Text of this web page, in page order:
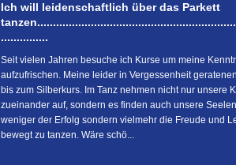
Ich will leidenschaftlich über das Parkett
...............
Seit vielen Jahren besuche ich Kurse um meine
aufzufrischen. Meine leider in Vergessenheit
bis zum Silberkurs. Im Tanz nehmen nicht nur unsere
zueinander auf, sondern es finden auch unsere
weniger der Erfolg sondern vielmehr die Freude und
bewegt zu tanzen. Wäre schö...